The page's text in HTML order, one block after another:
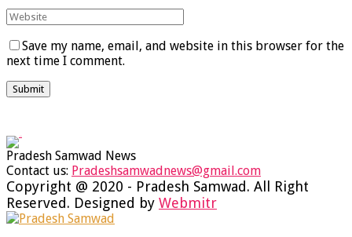
Save my name, email, and website in this browser for the
next time I comment.
Pradesh Samwad News
Contact us: Pradeshsamwadnews@gmail.com
Facebook
Twitter
Instagram
Youtube
Whatsapp
Copyright @ 2020 - Pradesh Samwad. All Right
Reserved. Designed by Webmitr